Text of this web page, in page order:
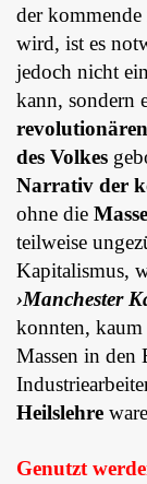
der kommende
wird, ist es
jedoch nicht
kann, sondern
des Volkes
Narrativ der
ohne die
teilweise
Kapitalismus,
›Manchester
konnten, kaum
Massen in den
Heilslehre
Genutzt